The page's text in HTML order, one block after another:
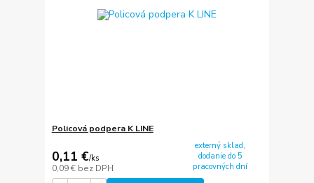
Policová podpera K LINE
0,11 €/ks
0,09 € bez DPH
externý sklad,
dodanie do 5
pracovných dní